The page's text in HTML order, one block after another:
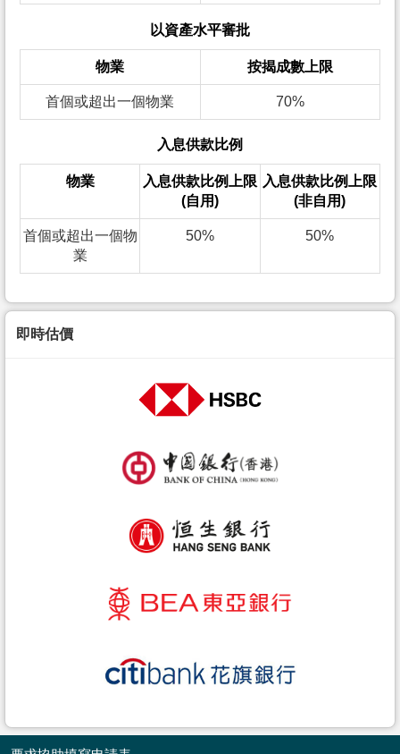
以資產水平審批
物業 按揭成數上限
首個或超出一個物業 70%
入息供款比例
物業
入息供款比例上限
(自用)
入息供款比例上限
(非自用)
首個或超出一個物
業
50% 50%
即時估價